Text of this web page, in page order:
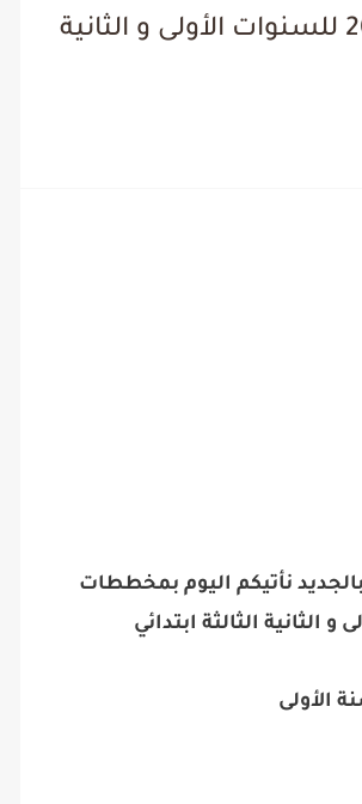
مخططات المقاطع التعلمية لسنة 2020/2021 للسنوات الأولى و الثانية
بالجديد نأتيكم اليوم بمخططات
الأولى